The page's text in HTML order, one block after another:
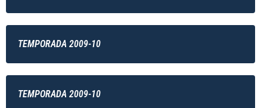
TEMPORADA 2009-10
TEMPORADA 2009-10